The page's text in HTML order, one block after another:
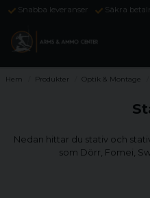
Snabba leveranser Säkra
Hem Produkter Optik & Montage
Nedan hittar du stativ och
som Dörr, Fomei,